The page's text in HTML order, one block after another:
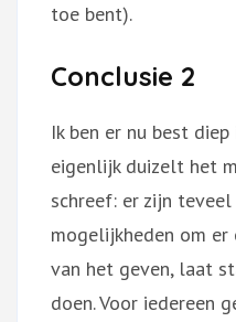
toe bent).
Conclusie 2
Ik ben er nu best
eigenlijk duizelt het
schreef: er zijn teveel
mogelijkheden om
van het geven, laat
doen. Voor iedereen